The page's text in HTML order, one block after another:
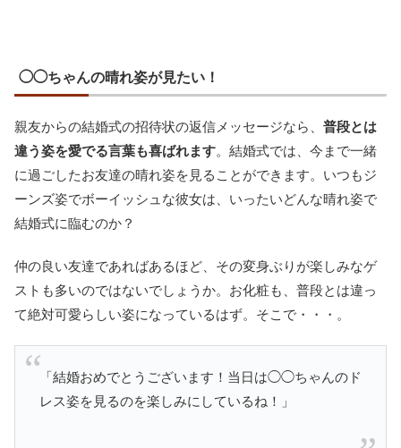
◯◯ちゃんの晴れ姿が見たい！
親友からの結婚式の招待状の返信メッセージなら、 普段とは
違う姿を愛でる言葉も喜ばれます。結婚式では、今まで一緒
に過ごしたお友達の晴れ姿を見ることができます。いつもジ
ーンズ姿でボーイッシュな彼女は、いったいどんな晴れ姿で
結婚式に臨むのか？
仲の良い友達であればあるほど、その変身ぶりが楽しみなゲ
ストも多いのではないでしょうか。お化粧も、普段とは違っ
て絶対可愛らしい姿になっているはず。そこで・・・。
「結婚おめでとうございます！当日は◯◯ちゃんのド
レス姿を見るのを楽しみにしているね！」